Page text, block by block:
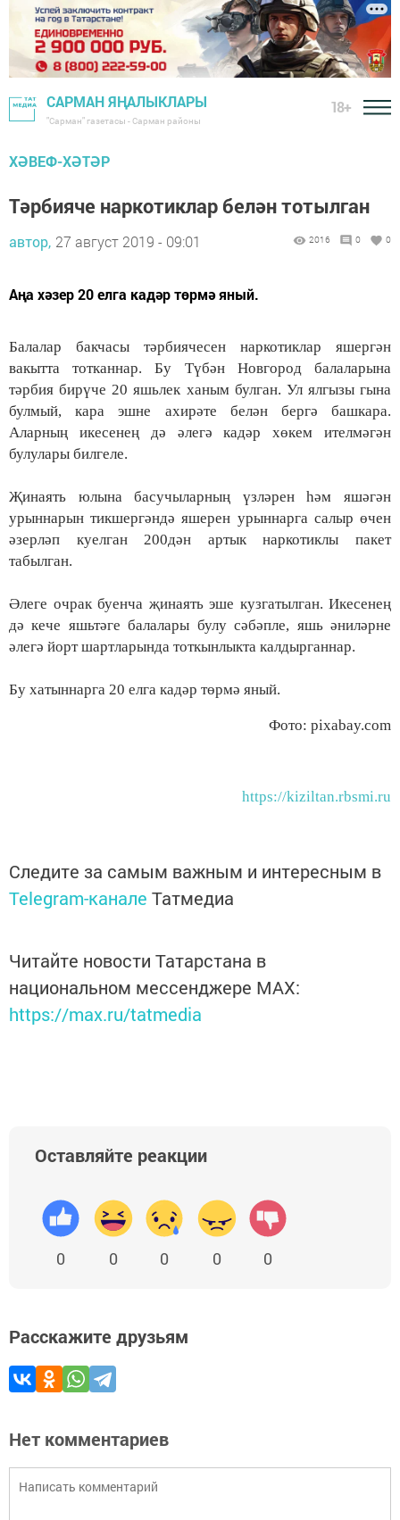
САРМАН ЯҢАЛЫКЛАРЫ
"Сарман" газетасы - Сарман районы
18+
ХӘВЕФ-ХӘТӘР
Тәрбияче наркотиклар белән тотылган
автор, 27 август 2019 - 09:01 2016 0 0
Аңа хәзер 20 елга кадәр төрмә яный.
Балалар бакчасы тәрбиячесен наркотиклар яшергән
вакытта тотканнар. Бу Түбән Новгород балаларына
тәрбия бирүче 20 яшьлек ханым булган. Ул ялгызы гына
булмый, кара эшне ахирәте белән бергә башкара.
Аларның икесенең дә әлегә кадәр хөкем ителмәгән
булулары билгеле.
Җинаять юлына басучыларның үзләрен һәм яшәгән
урыннарын тикшергәндә яшерен урыннарга салыр өчен
әзерләп куелган 200дән артык наркотиклы пакет
табылган.
Әлеге очрак буенча җинаять эше кузгатылган. Икесенең
дә кече яшьтәге балалары булу сәбәпле, яшь әниләрне
әлегә йорт шартларында тоткынлыкта калдырганнар.
Бу хатыннарга 20 елга кадәр төрмә яный.
Фото: pixabay.com
https://kiziltan.rbsmi.ru
Следите за самым важным и интересным в
Telegram-канале Татмедиа
Читайте новости Татарстана в
национальном мессенджере MАХ:
https://max.ru/tatmedia
Оставляйте реакции
0 0 0 0 0
Расскажите друзьям
Нет комментариев